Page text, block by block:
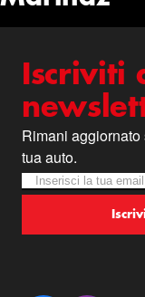
Iscriviti
Rimani
tua auto.
Newsletter
Iscriviti alla nostra